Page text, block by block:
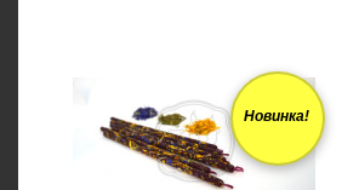
Новинка!